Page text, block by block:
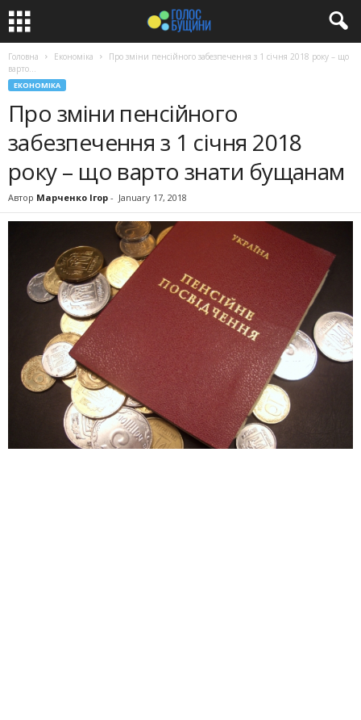
Головна Економіка
Про зміни пенсійного забезпечення з 1 січня 2018 року – що
варто...
ЕКОНОМІКА
Про зміни пенсійного
забезпечення з 1 січня 2018
року – що варто знати бущанам
Автор Марченко Ігор - January 17, 2018